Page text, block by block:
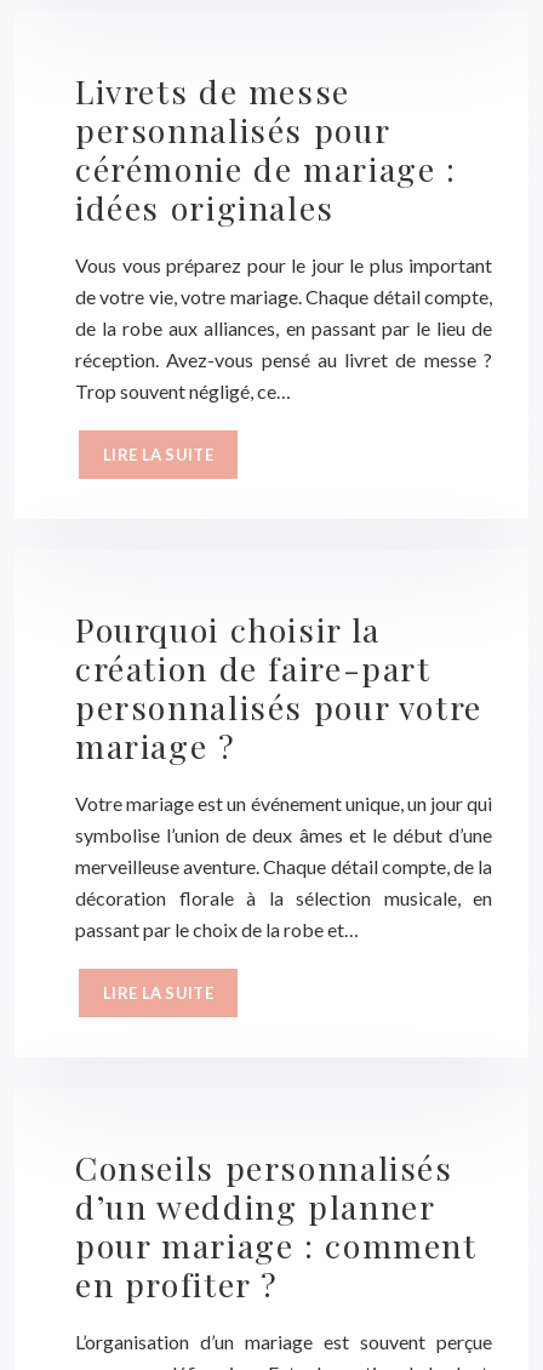
Livrets de messe
personnalisés pour
cérémonie de mariage :
idées originales
Vous vous préparez pour le jour le plus important
de votre vie, votre mariage. Chaque détail compte,
de la robe aux alliances, en passant par le lieu de
réception. Avez-vous pensé au livret de messe ?
Trop souvent négligé, ce…
LIRE LA SUITE
Pourquoi choisir la
création de faire-part
personnalisés pour votre
mariage ?
Votre mariage est un événement unique, un jour qui
symbolise l’union de deux âmes et le début d’une
merveilleuse aventure. Chaque détail compte, de la
décoration florale à la sélection musicale, en
passant par le choix de la robe et…
LIRE LA SUITE
Conseils personnalisés
d’un wedding planner
pour mariage : comment
en profiter ?
L’organisation d’un mariage est souvent perçue